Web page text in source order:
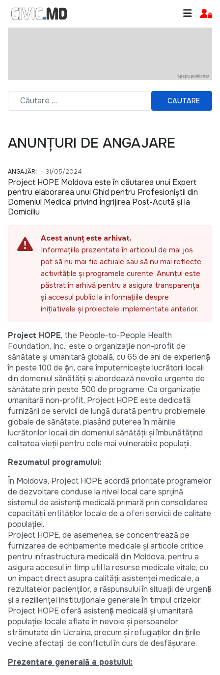
CAUTARE
ANUNȚURI DE ANGAJARE
ANGAJĂRI 31/05/2024
Project HOPE Moldova este în căutarea unui Expert
pentru elaborarea unui Ghid pentru Profesioniștii din
Domeniul Medical privind Îngrijirea Post-Acută și la
Domiciliu
Acest anunț este arhivat.
Informațiile prezentate în articolul de mai jos
pot să nu mai fie actuale sau să nu mai reflecte
activitățile și programele curente. Anunțul este
păstrat în arhivă pentru a asigura transparența
și accesul public la informațiile despre
inițiativele și proiectele implementate anterior.
Project HOPE, the People-to-People Health
Foundation, Inc., este o organizație non-profit de
sănătate și umanitară globală, cu 65 de ani de experiență
în peste 100 de țări, care împuternicește lucrătorii locali
din domeniul sănătății și abordează nevoile urgente de
sănătate prin peste 500 de programe. Ca organizație
umanitară non-profit, Project HOPE este dedicată
furnizării de servicii de lungă durată pentru problemele
globale de sănătate, plasând puterea în mâinile
lucrătorilor locali din domeniul sănătății și îmbunătățind
calitatea vieții pentru cele mai vulnerabile populații.
Rezumatul programului:
În Moldova, Project HOPE acordă prioritate programelor
de dezvoltare conduse la nivel local care sprijină
sistemul de asistență medicală primară prin consolidarea
capacității entităților locale de a oferi servicii de calitate
populației.
Project HOPE, de asemenea, se concentrează pe
furnizarea de echipamente medicale și articole critice
pentru infrastructura medicală din Moldova, pentru a
asigura accesul în timp util la resurse medicale vitale, cu
un impact direct asupra calității asistenței medicale, a
rezultatelor pacienților, a răspunsului în situații de urgență
și a rezilienței instituționale generale în timpul crizelor.
Project HOPE oferă asistență medicală și umanitară
populației locale aflate în nevoie și persoanelor
strămutate din Ucraina, precum și refugiaților din țările
vecine afectați de conflictul în curs de desfășurare.
Prezentare generală a postului: